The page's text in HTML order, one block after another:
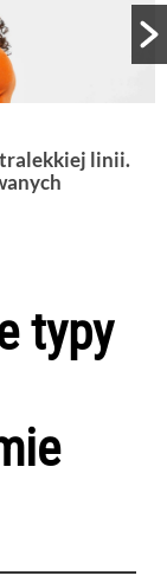
linii.
typy